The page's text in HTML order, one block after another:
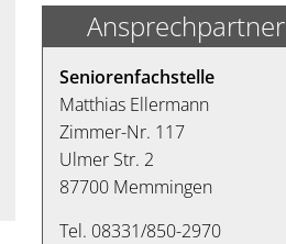
Ansprechpartner
Seniorenfachstelle
Matthias Ellermann
Zimmer-Nr. 117
Ulmer Str. 2
87700 Memmingen
Tel. 08331/850-2970